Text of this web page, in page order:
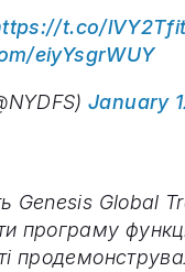
t.co/
eiyYsgrWUY
January
Genesis Global
програму